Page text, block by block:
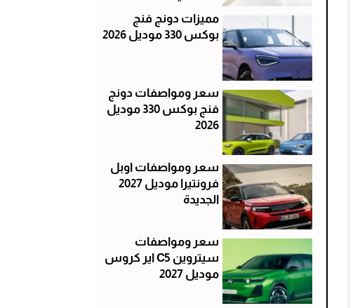
مميزات دونج فنج
بوكس 330 موديل 2026
سعر ومواصفات دونج
فنج بوكس 330 موديل
2026
سعر ومواصفات اوبل
فرونتيرا موديل 2027
الجديدة
سعر ومواصفات
سيتروين C5 اير كروس
موديل 2027